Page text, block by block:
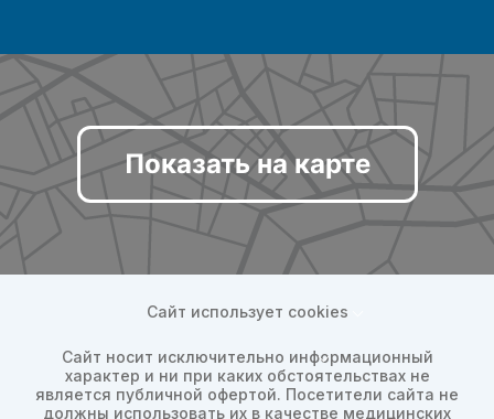
Показать на карте
Сайт использует cookies
Сайт носит исключительно информационный
характер и ни при каких обстоятельствах не
является публичной офертой. Посетители сайта не
должны использовать их в качестве медицинских